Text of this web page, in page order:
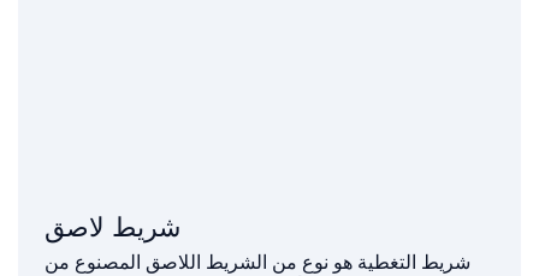
شريط لاصق
شريط التغطية هو نوع من الشريط اللاصق المصنوع من